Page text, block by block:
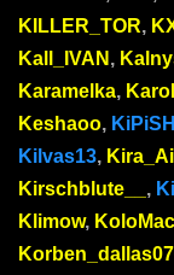
KILLER_TOR,
Kall_IVAN ,
Karamelka,
Keshaoo,
Kilvas13,
Kirschblute__ ,
Klimow,